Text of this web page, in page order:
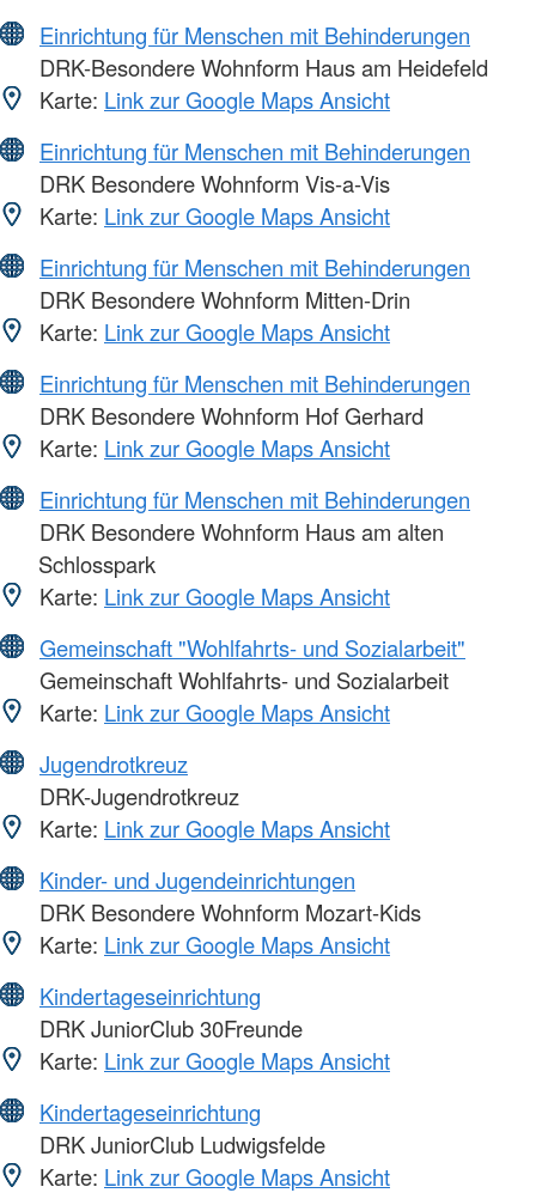
Einrichtung für Menschen mit Behinderungen
DRK-Besondere Wohnform Haus am Heidefeld
Karte: Link zur Google Maps Ansicht
Einrichtung für Menschen mit Behinderungen
DRK Besondere Wohnform Vis-a-Vis
Karte: Link zur Google Maps Ansicht
Einrichtung für Menschen mit Behinderungen
DRK Besondere Wohnform Mitten-Drin
Karte: Link zur Google Maps Ansicht
Einrichtung für Menschen mit Behinderungen
DRK Besondere Wohnform Hof Gerhard
Karte: Link zur Google Maps Ansicht
Einrichtung für Menschen mit Behinderungen
DRK Besondere Wohnform Haus am alten
Schlosspark
Karte: Link zur Google Maps Ansicht
Gemeinschaft "Wohlfahrts- und Sozialarbeit"
Gemeinschaft Wohlfahrts- und Sozialarbeit
Karte: Link zur Google Maps Ansicht
Jugendrotkreuz
DRK-Jugendrotkreuz
Karte: Link zur Google Maps Ansicht
Kinder- und Jugendeinrichtungen
DRK Besondere Wohnform Mozart-Kids
Karte: Link zur Google Maps Ansicht
Kindertageseinrichtung
DRK JuniorClub 30Freunde
Karte: Link zur Google Maps Ansicht
Kindertageseinrichtung
DRK JuniorClub Ludwigsfelde
Karte: Link zur Google Maps Ansicht